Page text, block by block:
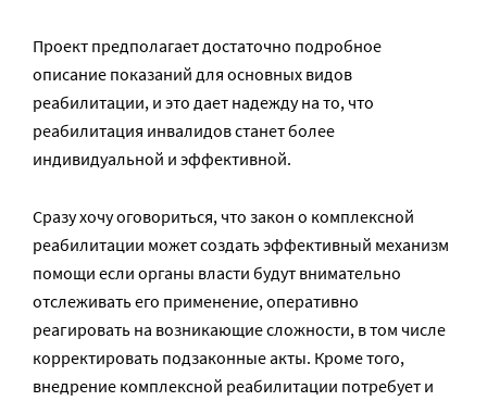
Проект предполагает достаточно подробное
описание показаний для основных видов
реабилитации, и это дает надежду на то, что
реабилитация инвалидов станет более
индивидуальной и эффективной.
Сразу хочу оговориться, что закон о комплексной
реабилитации может создать эффективный механизм
помощи если органы власти будут внимательно
отслеживать его применение, оперативно
реагировать на возникающие сложности, в том числе
корректировать подзаконные акты. Кроме того,
внедрение комплексной реабилитации потребует и